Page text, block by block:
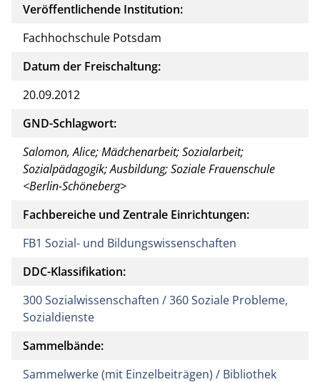
Veröffentlichende Institution:
Fachhochschule Potsdam
Datum der Freischaltung:
20.09.2012
GND-Schlagwort:
Salomon, Alice; Mädchenarbeit; Sozialarbeit;
Sozialpädagogik; Ausbildung; Soziale Frauenschule
<Berlin-Schöneberg>
Fachbereiche und Zentrale Einrichtungen:
FB1 Sozial- und Bildungswissenschaften
DDC-Klassifikation:
300 Sozialwissenschaften / 360 Soziale Probleme,
Sozialdienste
Sammelbände:
Sammelwerke (mit Einzelbeiträgen) / Bibliothek